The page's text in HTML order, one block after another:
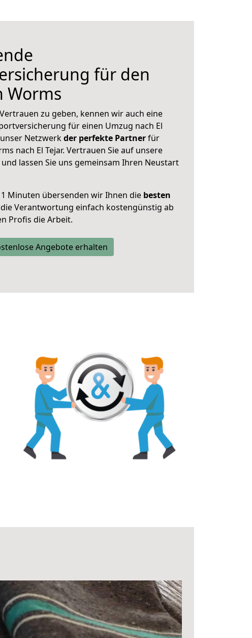
für den
Worms
zu geben, kennen wir auch eine
für einen Umzug nach El
Netzwerkder perfekte Partnerfür
nach El Tejar. Vertrauen Sie auf unsere
lassen Sie uns gemeinsam Ihren Neustart
Minuten übersenden wir Ihnen die besten
die Verantwortung einfach kostengünstig ab
Profis die Arbeit.
Angebote erhalten